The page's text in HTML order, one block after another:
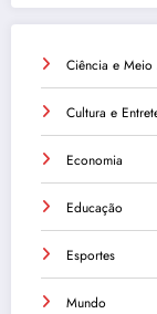
Ciência e Meio
Cultura e
Economia
Educação
Esportes
Mundo